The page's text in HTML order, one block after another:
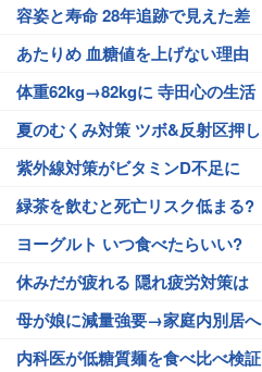
容姿と寿命 28年追跡で見えた差
あたりめ 血糖値を上げない理由
体重62kg→82kgに 寺田心の生活
夏のむくみ対策 ツボ&反射区押し
紫外線対策がビタミンD不足に
緑茶を飲むと死亡リスク低まる?
ヨーグルト いつ食べたらいい?
休みだが疲れる 隠れ疲労対策は
母が娘に減量強要→家庭内別居へ
内科医が低糖質麺を食べ比べ検証